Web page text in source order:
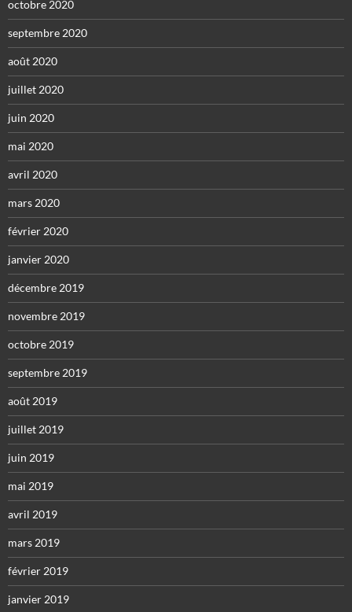
octobre 2020
septembre 2020
août 2020
juillet 2020
juin 2020
mai 2020
avril 2020
mars 2020
février 2020
janvier 2020
décembre 2019
novembre 2019
octobre 2019
septembre 2019
août 2019
juillet 2019
juin 2019
mai 2019
avril 2019
mars 2019
février 2019
janvier 2019